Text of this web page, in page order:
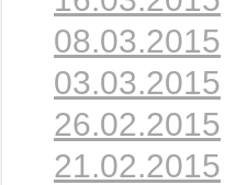
08.03.2015
03.03.2015
26.02.2015
21.02.2015